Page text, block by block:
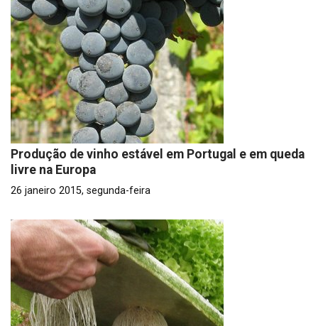
Produção de vinho estável em Portugal e em queda
livre na Europa
26 janeiro 2015, segunda-feira